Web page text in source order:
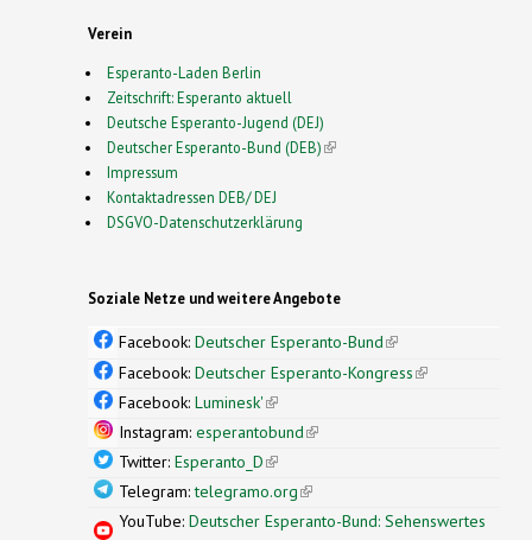
Verein
Esperanto-Laden Berlin
Zeitschrift: Esperanto aktuell
Deutsche Esperanto-Jugend (DEJ)
Deutscher Esperanto-Bund (DEB)(link is external)
Impressum
Kontaktadressen DEB/ DEJ
DSGVO-Datenschutzerklärung
Soziale Netze und weitere Angebote
Facebook: Deutscher Esperanto-Bund(link is
external)
Facebook: Deutscher Esperanto-Kongress(link is
Facebook: Luminesk'(link is external)
Instagram: esperantobund(link is external)
Twitter: Esperanto_D(link is external)
Telegram:telegramo.org(link is external)
YouTube: Deutscher Esperanto-Bund: Sehenswertes